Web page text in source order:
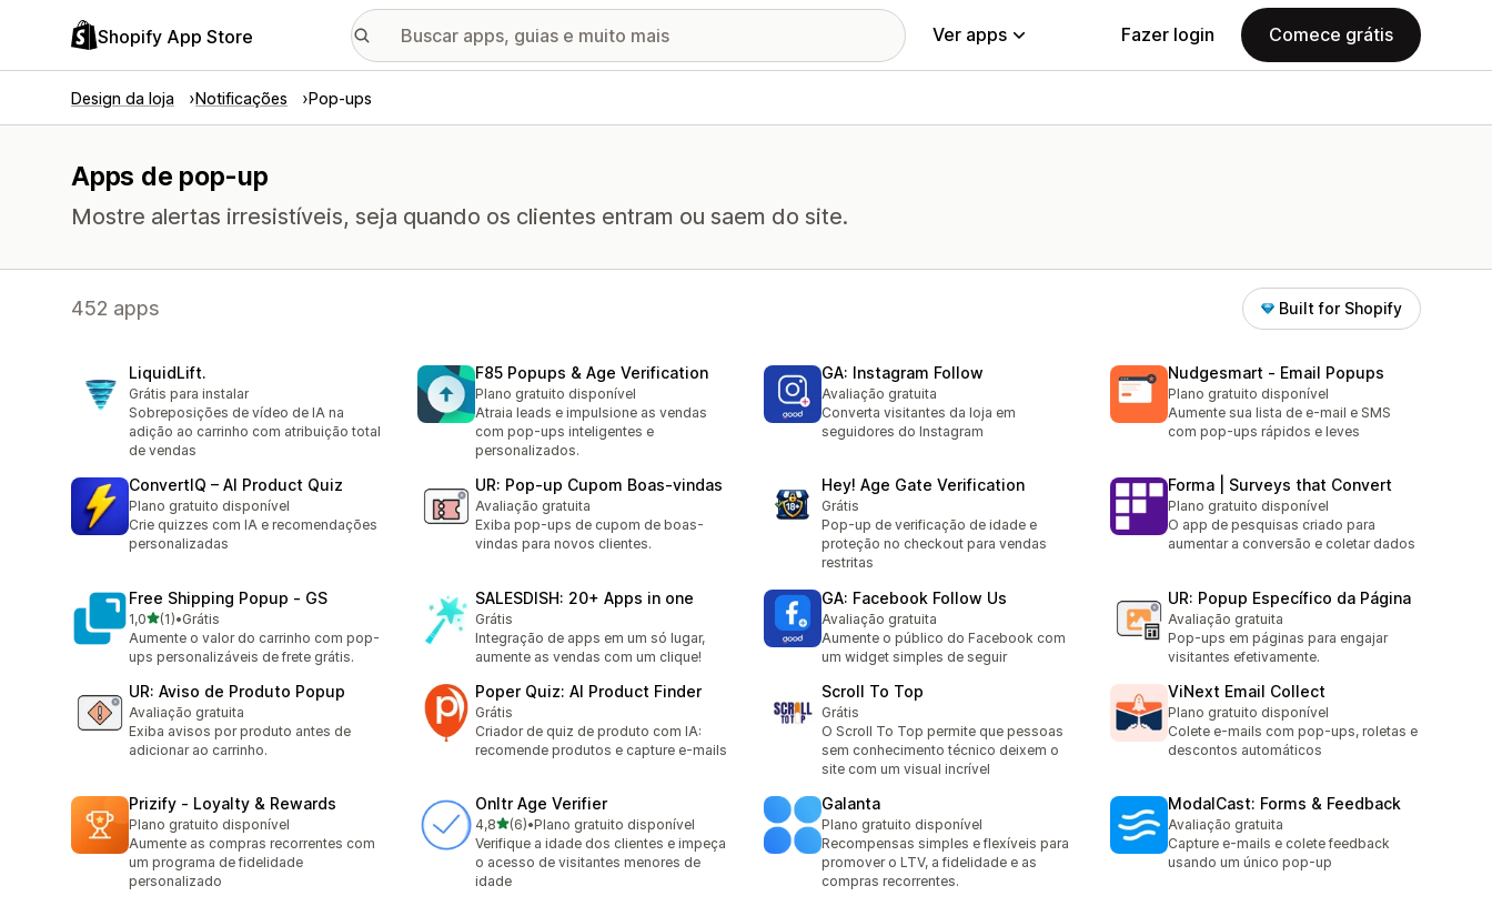
Shopify App Store Ver apps Fazer login Comece grátis
Design da loja Notificações Pop-ups
Apps de pop-up
Mostre alertas irresistíveis, seja quando os clientes entram ou saem do site.
452 apps Built for Shopify
LiquidLift.
Grátis para instalar
Sobreposições de vídeo de IA na
adição ao carrinho com atribuição total
de vendas
F85 Popups & Age Verification
Plano gratuito disponível
Atraia leads e impulsione as vendas
com pop-ups inteligentes e
personalizados.
GA: Instagram Follow
Avaliação gratuita
Converta visitantes da loja em
seguidores do Instagram
Nudgesmart ‑ Email Popups
Plano gratuito disponível
Aumente sua lista de e-mail e SMS
com pop-ups rápidos e leves
ConvertIQ – AI Product Quiz
Plano gratuito disponível
Crie quizzes com IA e recomendações
personalizadas
UR: Pop‑up Cupom Boas‑vindas
Avaliação gratuita
Exiba pop-ups de cupom de boas-
vindas para novos clientes.
Hey! Age Gate Verification
Grátis
Pop-up de verificação de idade e
proteção no checkout para vendas
restritas
Forma | Surveys that Convert
Plano gratuito disponível
O app de pesquisas criado para
aumentar a conversão e coletar dados
Free Shipping Popup ‑ GS
1,0de 5 estrelas
(1)
1 avaliações ao todo
•Grátis
Aumente o valor do carrinho com pop-
ups personalizáveis de frete grátis.
SALESDISH: 20+ Apps in one
Grátis
Integração de apps em um só lugar,
aumente as vendas com um clique!
GA: Facebook Follow Us
Avaliação gratuita
Aumente o público do Facebook com
um widget simples de seguir
UR: Popup Específico da Página
Avaliação gratuita
Pop-ups em páginas para engajar
visitantes efetivamente.
UR: Aviso de Produto Popup
Avaliação gratuita
Exiba avisos por produto antes de
adicionar ao carrinho.
Poper Quiz: AI Product Finder
Grátis
Criador de quiz de produto com IA:
recomende produtos e capture e-mails
Scroll To Top
Grátis
O Scroll To Top permite que pessoas
sem conhecimento técnico deixem o
site com um visual incrível
ViNext Email Collect
Plano gratuito disponível
Colete e-mails com pop-ups, roletas e
descontos automáticos
Prizify ‑ Loyalty & Rewards
Plano gratuito disponível
Aumente as compras recorrentes com
um programa de fidelidade
personalizado
Onltr Age Verifier
4,8de 5 estrelas
(6)
6 avaliações ao todo
•Plano gratuito disponível
Verifique a idade dos clientes e impeça
o acesso de visitantes menores de
idade
Galanta
Plano gratuito disponível
Recompensas simples e flexíveis para
promover o LTV, a fidelidade e as
compras recorrentes.
ModalCast: Forms & Feedback
Avaliação gratuita
Capture e-mails e colete feedback
usando um único pop-up